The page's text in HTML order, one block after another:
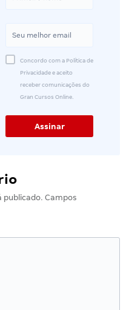
Concordo com a Política de
Privacidade e aceito
receber comunicações do
Gran Cursos Online.
publicado. Campos